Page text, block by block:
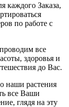
каждого Заказа,
по работе с
все
здоровья и
до Вас.
наши растения
все Ваши
глядя на эту